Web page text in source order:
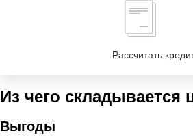
Рассчитать
Из чего складывается
Выгоды